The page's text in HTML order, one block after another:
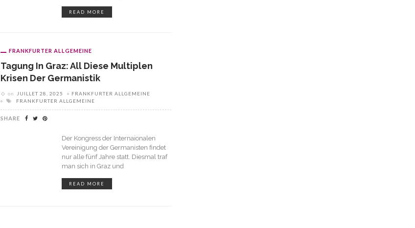
READ MORE
FRANKFURTER ALLGEMEINE
Tagung In Graz: All Diese Multiplen
Krisen Der Germanistik
on JUILLET 28, 2025
FRANKFURTER ALLGEMEINE
FRANKFURTER ALLGEMEINE
SHARE
Der Kongress der Internaionalen
Vereinigung der Germanisten findet
nur alle fünf Jahre statt. Diesmal traf
man sich in Graz und
READ MORE